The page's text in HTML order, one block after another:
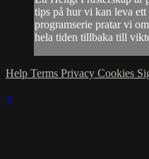
tips på hur vi kan leva
programserie pratar vi
hela tiden tillbaka till
Help Terms Privacy Cookies
×